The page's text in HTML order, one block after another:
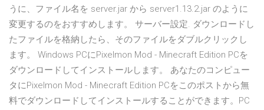
うに、ファイル名を server.jar から server1.13.2.jar のように
変更するのをおすすめします。 サーバー設定. ダウンロードし
たファイルを格納したら、そのファイルをダブルクリックし
ます。 Windows PCにPixelmon Mod - Minecraft Edition PCを
ダウンロードしてインストールします。 あなたのコンピュー
タにPixelmon Mod - Minecraft Edition PCをこのポストから無
料でダウンロードしてインストールすることができます。PC